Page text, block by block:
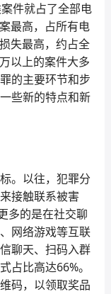
件就占了全部电
最高，占所有电
失最高，约占全
以上的案件大多
的主要环节和步
些新的特点和新
。以往，犯罪分
接触联系被害
多的是在社交聊
网络游戏等互联
聊天、扫码入群
占比高达66%。
码，以领取奖品